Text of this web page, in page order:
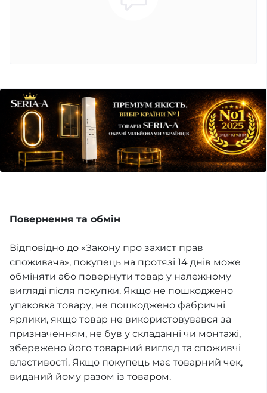
Повернення та обмін
Відповідно до «Закону про захист прав
споживача», покупець на протязі 14 днів може
обміняти або повернути товар у належному
вигляді після покупки. Якщо не пошкоджено
упаковка товару, не пошкоджено фабричні
ярлики, якщо товар не використовувався за
призначенням, не був у складанні чи монтажі,
збережено його товарний вигляд та споживчі
властивості. Якщо покупець має товарний чек,
виданий йому разом із товаром.